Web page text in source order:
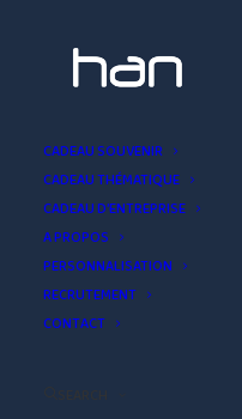
CADEAU SOUVENIR
CADEAU THÉMATIQUE
CADEAU D’ENTREPRISE
A PROPOS
PERSONNALISATION
RECRUTEMENT
CONTACT